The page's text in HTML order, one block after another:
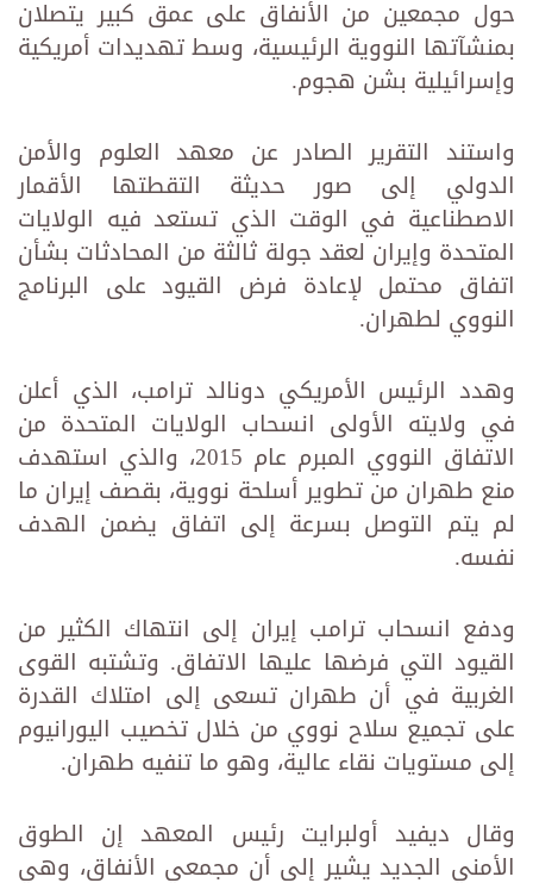
حول مجمعين من الأنفاق على عمق كبير يتصلان
بمنشآتها النووية الرئيسية، وسط تهديدات أمريكية
وإسرائيلية بشن هجوم.
واستند التقرير الصادر عن معهد العلوم والأمن
الدولي إلى صور حديثة التقطتها الأقمار
الاصطناعية في الوقت الذي تستعد فيه الولايات
المتحدة وإيران لعقد جولة ثالثة من المحادثات بشأن
اتفاق محتمل لإعادة فرض القيود على البرنامج
النووي لطهران.
وهدد الرئيس الأمريكي دونالد ترامب، الذي أعلن
في ولايته الأولى انسحاب الولايات المتحدة من
الاتفاق النووي المبرم عام 2015، والذي استهدف
منع طهران من تطوير أسلحة نووية، بقصف إيران ما
لم يتم التوصل بسرعة إلى اتفاق يضمن الهدف
نفسه.
ودفع انسحاب ترامب إيران إلى انتهاك الكثير من
القيود التي فرضها عليها الاتفاق. وتشتبه القوى
الغربية في أن طهران تسعى إلى امتلاك القدرة
على تجميع سلاح نووي من خلال تخصيب اليورانيوم
إلى مستويات نقاء عالية، وهو ما تنفيه طهران.
وقال ديفيد أولبرايت رئيس المعهد إن الطوق
الأمني الجديد يشير إلى أن مجمعي الأنفاق، وهي